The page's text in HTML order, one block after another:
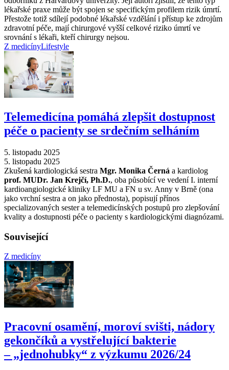
lékařské praxe může být spojen se specifickým profilem rizik úmrtí.
Přestože totiž sdílejí podobné lékařské vzdělání i přístup ke zdrojům
zdravotní péče, mají chirurgové vyšší celkové riziko úmrtí ve
srovnání s lékaři, kteří chirurgy nejsou.
Z medicínyLifestyle
Telemedicína pomáhá zlepšit dostupnost
péče o pacienty se srdečním selháním
5. listopadu 2025
5. listopadu 2025
Zkušená kardiologická sestra Mgr. Monika Černá a kardiolog
prof. MUDr. Jan Krejčí, Ph.D., oba působící ve vedení I. interní
kardioangiologické kliniky LF MU a FN u sv. Anny v Brně (ona
jako vrchní sestra a on jako přednosta), popisují přínos
specializovaných sester a telemedicínských postupů pro zlepšování
kvality a dostupnosti péče o pacienty s kardiologickými diagnózami.
Související
Z medicíny
Pracovní osamění, moroví svišti, nádory
gekončíků a vystřelující bakterie
–⁠ „jednohubky“ z výzkumu 2026/24